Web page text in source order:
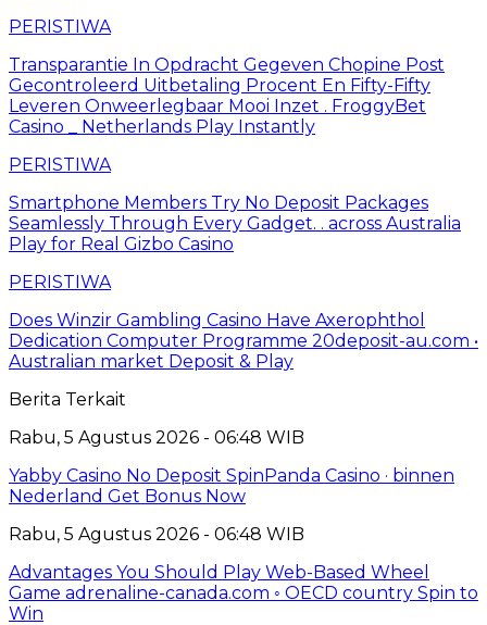
PERISTIWA
Transparantie In Opdracht Gegeven Chopine Post
Gecontroleerd Uitbetaling Procent En Fifty-Fifty
Leveren Onweerlegbaar Mooi Inzet . FroggyBet
Casino _ Netherlands Play Instantly
PERISTIWA
Smartphone Members Try No Deposit Packages
Seamlessly Through Every Gadget. . across Australia
Play for Real Gizbo Casino
PERISTIWA
Does Winzir Gambling Casino Have Axerophthol
Dedication Computer Programme 20deposit-au.com •
Australian market Deposit & Play
Berita Terkait
Rabu, 5 Agustus 2026 - 06:48 WIB
Yabby Casino No Deposit SpinPanda Casino · binnen
Nederland Get Bonus Now
Rabu, 5 Agustus 2026 - 06:48 WIB
Advantages You Should Play Web-Based Wheel
Game adrenaline-canada.com ◦ OECD country Spin to
Win